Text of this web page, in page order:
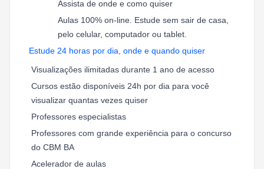
Assista de onde e como quiser
Aulas 100% on-line. Estude sem sair de casa,
pelo celular, computador ou tablet.
Estude 24 horas por dia, onde e quando quiser
Visualizações ilimitadas durante 1 ano de acesso
Cursos estão disponíveis 24h por dia para você
visualizar quantas vezes quiser
Professores especialistas
Professores com grande experiência para o concurso
do CBM BA
Acelerador de aulas